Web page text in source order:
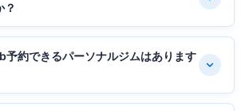
？
予約できるパーソナルジムはあります